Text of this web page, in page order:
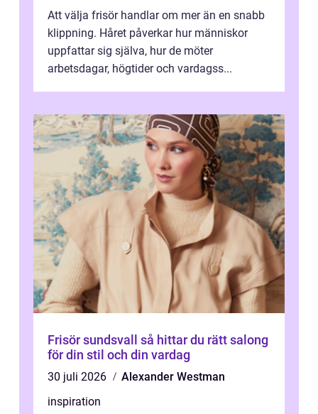
Att välja frisör handlar om mer än en snabb
klippning. Håret påverkar hur människor
uppfattar sig själva, hur de möter
arbetsdagar, högtider och vardagss...
Frisör sundsvall så hittar du rätt salong
för din stil och din vardag
30 juli 2026
Alexander Westman
inspiration